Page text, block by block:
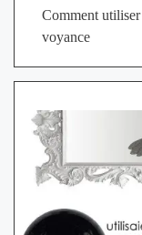
Comment
voyance